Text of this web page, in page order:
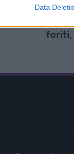
Data
feriti,